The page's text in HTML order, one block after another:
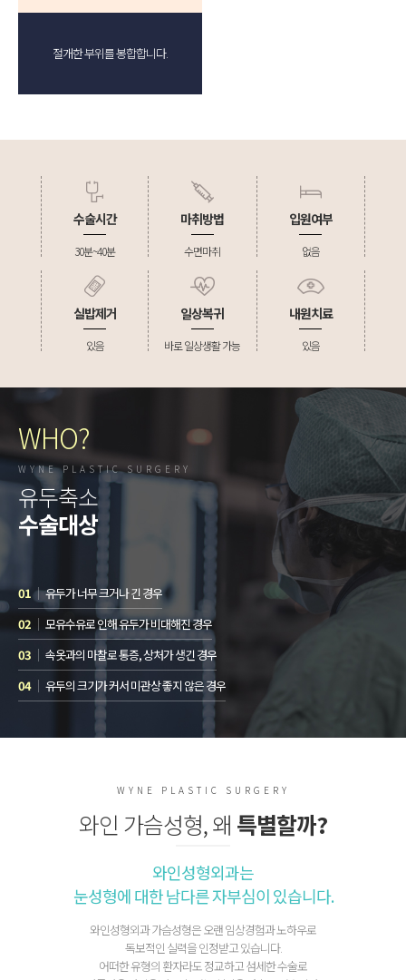
절개한 부위를 봉합합니다.
수술시간
30분~40분
마취방법
수면마취
입원여부
없음
실밥제거
있음
일상복귀
바로 일상생활 가능
내원치료
있음
WHO?
WYNE PLASTIC SURGERY
유두축소
수술대상
01
유두가 너무 크거나 긴 경우
02
모유수유로 인해 유두가 비대해진 경우
03
속옷과의 마찰로 통증, 상처가 생긴 경우
04
유두의 크기가 커서 미관상 좋지 않은 경우
WYNE PLASTIC SURGERY
와인 가슴성형, 왜 특별할까?
와인성형외과는
눈성형에 대한 남다른 자부심이 있습니다.
와인성형외과 가슴성형은 오랜 임상경험과 노하우로
독보적인 실력을 인정받고 있습니다.
어떠한 유형의 환자라도 정교하고 섬세한 수술로